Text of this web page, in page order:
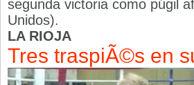
segunda victoria como púgil
Unidos).
LA RIOJA
Tres traspiÃ©s en